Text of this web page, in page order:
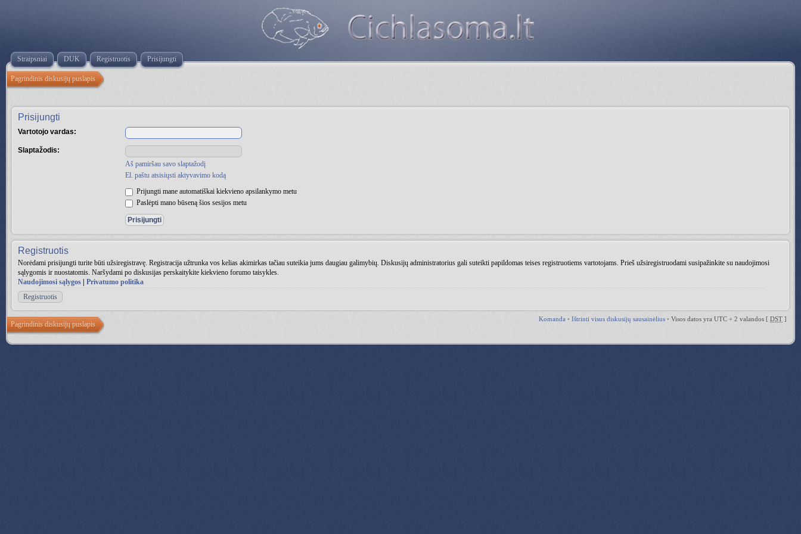
Straipsniai DUK Registruotis Prisijungti
Pagrindinis diskusijų puslapis
Prisijungti
Vartotojo vardas:
Slaptažodis:
Aš pamiršau savo slaptažodį
El. paštu atsisiųsti aktyvavimo kodą
Prijungti mane automatiškai kiekvieno apsilankymo metu
Paslėpti mano būseną šios sesijos metu
Registruotis
Norėdami prisijungti turite būti užsiregistravę. Registracija užtrunka vos kelias akimirkas tačiau suteikia jums daugiau galimybių. Diskusijų administratorius gali suteikti papildomas teises registruotiems vartotojams. Prieš užsiregistruodami susipažinkite su naudojimosi
sąlygomis ir nuostatomis. Naršydami po diskusijas perskaitykite kiekvieno forumo taisykles.
Naudojimosi sąlygos
Privatumo politika
Registruotis
Komanda • Ištrinti visus diskusijų sausainėlius • Visos datos yra UTC + 2 valandos [ DST ]
Pagrindinis diskusijų puslapis